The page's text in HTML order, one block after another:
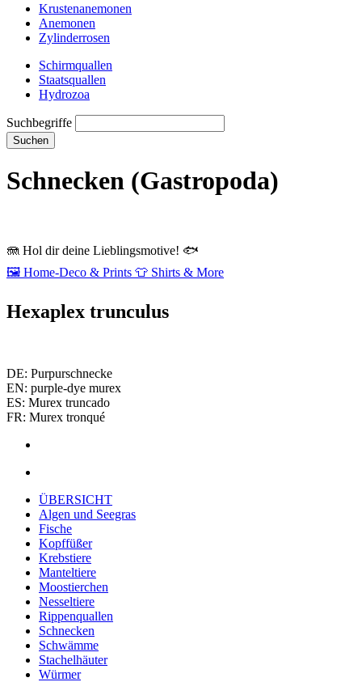
Krustenanemonen
Anemonen
Zylinderrosen
Schirmquallen
Staatsquallen
Hydrozoa
Suchbegriffe
Suchen
Schnecken (Gastropoda)
🪼 Hol dir deine Lieblingsmotive! 🐟
🖼️ Home‑Deco & Prints 👕 Shirts & More
Hexaplex trunculus
DE: Purpurschnecke
EN: purple-dye murex
ES: Murex truncado
FR: Murex tronqué
ÜBERSICHT
Algen und Seegras
Fische
Kopffüßer
Krebstiere
Manteltiere
Moostierchen
Nesseltiere
Rippenquallen
Schnecken
Schwämme
Stachelhäuter
Würmer